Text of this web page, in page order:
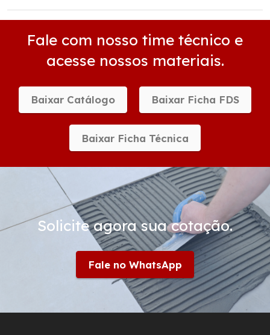
Fale com nosso time técnico e
acesse nossos materiais.
Baixar Catálogo Baixar Ficha FDS
Baixar Ficha Técnica
Solicite agora sua cotação.
Fale no WhatsApp